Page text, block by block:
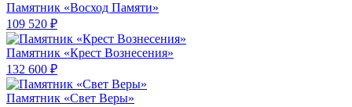
Памятник «Восход Памяти»
109 520 ₽
Памятник «Крест Вознесения»
132 600 ₽
Памятник «Свет Веры»